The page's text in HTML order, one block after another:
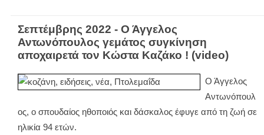
Σεπτέμβρης 2022 - Ο Άγγελος
Αντωνόπουλος γεμάτος συγκίνηση
αποχαιρετά τον Κώστα Καζάκο ! (video)
Ο Άγγελος
Αντωνόπουλ
ος, ο σπουδαίος ηθοποιός και δάσκαλος έφυγε από τη ζωή σε
ηλικία 94 ετών.